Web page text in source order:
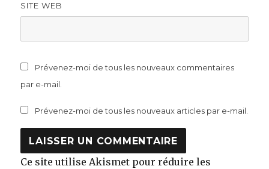
SITE WEB
Prévenez-moi de tous les nouveaux commentaires
par e-mail.
Prévenez-moi de tous les nouveaux articles par e-mail.
Ce site utilise Akismet pour réduire les